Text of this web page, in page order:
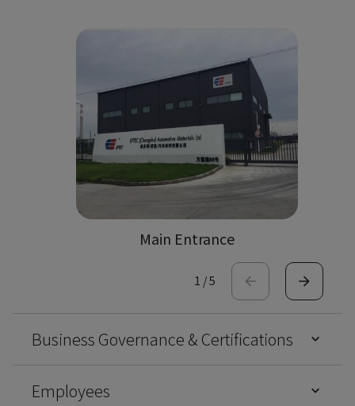
Main Entrance
1 /5
Business Governance & Certifications
Employees